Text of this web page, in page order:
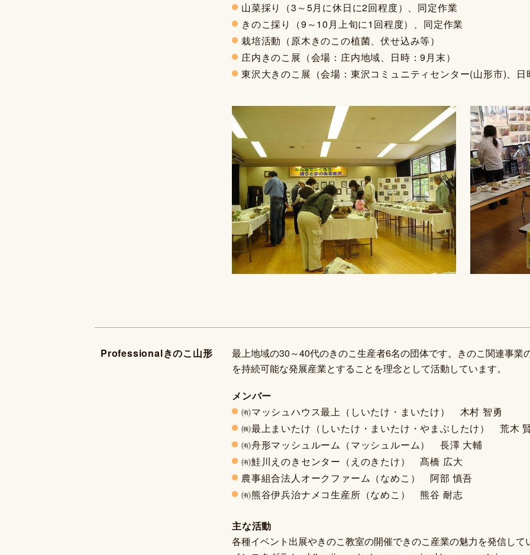
山菜採り（3～5月に休日に2回程度）、同定作業
きのこ採り（9～10月上旬に1回程度）、同定作業
栽培活動（原木きのこの植菌、伏せ込み等）
庄内きのこ展（会場：庄内地域、日時：9月末）
東沢大きのこ展（会場：東沢コミュニティセンター(山形市)、
Professionalきのこ山形
最上地域の30～40代のきのこ生産者6名の団体です。きのこ関連事業
を持続可能な発展産業とすることを理念として活動しています。
メンバー
㈲マッシュハウス最上（しいたけ・まいたけ） 木村 智勇
㈱最上まいたけ（しいたけ・まいたけ・やまぶしたけ） 荒木
㈲舟形マッシュルーム（マッシュルーム） 長澤 大輔
㈲鮭川えのきセンター（えのきたけ） 髙橋 広大
農事組合法人オークファーム（なめこ） 阿部 慎吾
㈲熊谷伊兵治ナメコ生産所（なめこ） 熊谷 耐志
主な活動
各種イベント出展やきのこ教室の開催できのこ産業の魅力を発信して